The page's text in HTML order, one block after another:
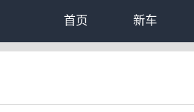
首页 新车